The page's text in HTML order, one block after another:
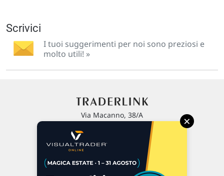
Scrivici
I tuoi suggerimenti per noi sono preziosi e
molto utili! »
Via Macanno, 38/A
P.IVA 02 452 460 401
Chi siamo
×